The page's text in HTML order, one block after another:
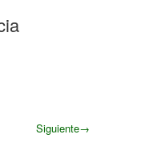
Siguiente→